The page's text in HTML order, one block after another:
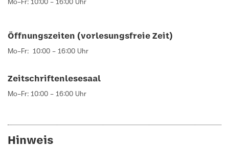
Mo–Fr: 10:00 – 16:00 Uhr
Öffnungszeiten (vorlesungsfreie Zeit)
Mo–Fr: 10:00 – 16:00 Uhr
Zeitschriftenlesesaal
Mo–Fr: 10:00 – 16:00 Uhr
Hinweis